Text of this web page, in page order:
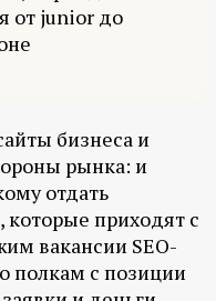
от junior до
бизнеса и
рынка: и
отдать
приходят с
вакансии SEO-
полкам с позиции